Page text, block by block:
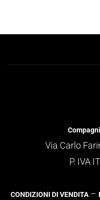
Via Carlo
P. IVA
CONDIZIONI DI VENDITA –